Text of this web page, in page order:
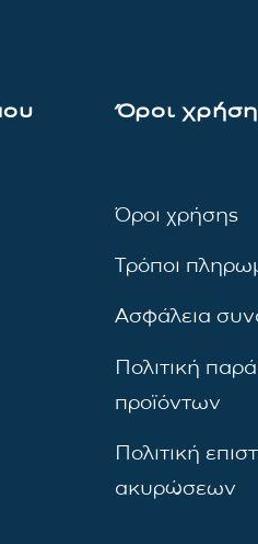
Όροι
Όροι χρήσης
Τρόποι
Ασφάλεια
Πολιτική
προϊόντων
Πολιτική
ακυρώσεων